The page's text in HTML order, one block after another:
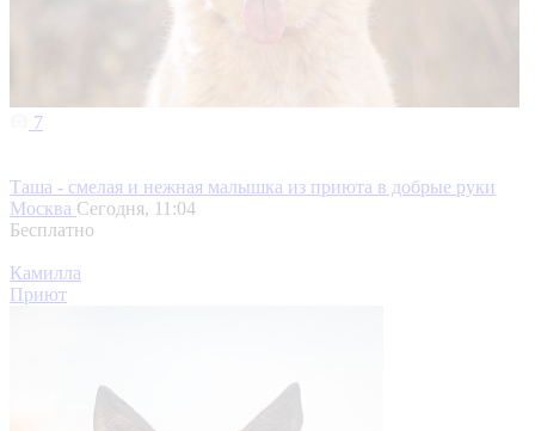
7
Таша - смелая и нежная малышка из приюта в добрые руки
Москва Сегодня, 11:04
Бесплатно
Камилла
Приют